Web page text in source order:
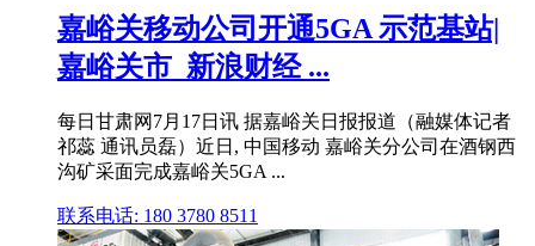
嘉峪关移动公司开通5GA 示范基站|
嘉峪关市_新浪财经 ...
每日甘肃网7月17日讯 据嘉峪关日报报道（融媒体记者
祁蕊 通讯员磊）近日, 中国移动 嘉峪关分公司在酒钢西
沟矿采面完成嘉峪关5GA ...
联系电话: 180 3780 8511